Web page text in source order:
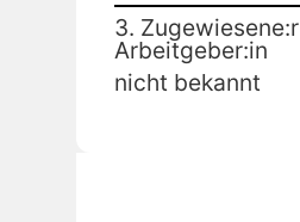
3. Zugewiesene:r
Arbeitgeber:in
nicht bekannt